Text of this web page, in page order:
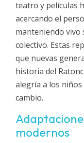
teatro y películas
acercando el
manteniendo vivo
colectivo. Estas
que nuevas
historia del
alegría a los
cambio.
modernos